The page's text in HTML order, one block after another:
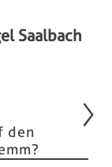
Saalbach
den